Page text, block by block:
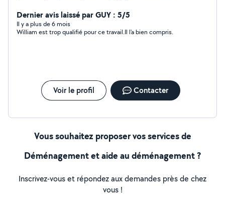
Dernier avis laissé par GUY : 5/5
Il y a plus de 6 mois
William est trop qualifié pour ce travail.Il l'a bien compris.
Voir le profil Contacter
Vous souhaitez proposer vos services de
Déménagement et aide au déménagement ?
Inscrivez-vous et répondez aux demandes près de chez
vous !